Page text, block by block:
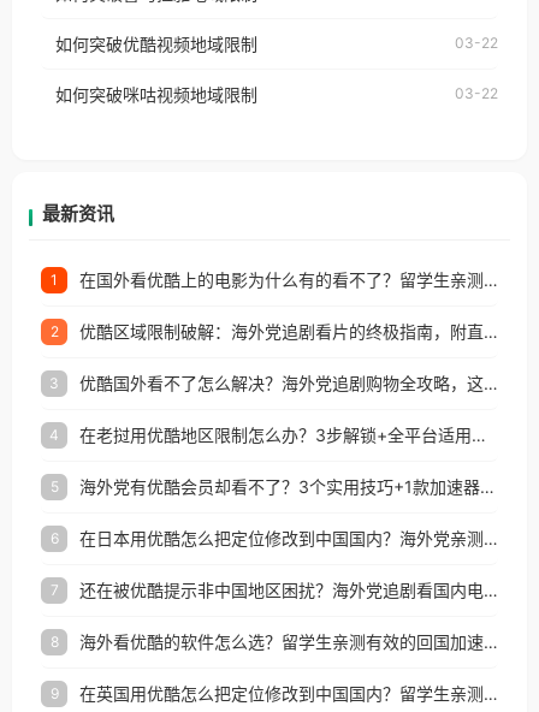
权限制所困扰。
制问题，且仅能在中国大陆地区播放。 遇到这个问题
户收听网易云音乐地区版权限制」的问题，无论人在
如何突破优酷视频地域限制 03-22
如何突破咪咕视频地域限制 03-22
最新资讯
1 在国外看优酷上的电影为什么有的看不了？留学生亲测有效的回国加速方案
2 优酷区域限制破解：海外党追剧看片的终极指南，附直播欧冠+1905电影网解决方案
3 优酷国外看不了怎么解决？海外党追剧购物全攻略，这招亲测有效！
4 在老挝用优酷地区限制怎么办？3步解锁+全平台适用的回国加速器指南
5 海外党有优酷会员却看不了？3个实用技巧+1款加速器解决追剧&金融APP难题
6 在日本用优酷怎么把定位修改到中国国内？海外党亲测有效的回国加速指南
7 还在被优酷提示非中国地区困扰？海外党追剧看国内电影的正确打开方式
8 海外看优酷的软件怎么选？留学生亲测有效的回国加速方案
9 在英国用优酷怎么把定位修改到中国国内？留学生亲测有效的回国加速方案